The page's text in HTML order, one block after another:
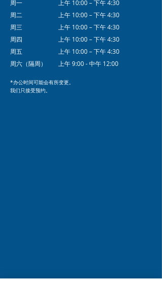
周一
周二
周三
周四
周五
周六（隔周）
上午 10:00 – 下午 4:30
上午 10:00 – 下午 4:30
上午 10:00 – 下午 4:30
上午 10:00 – 下午 4:30
上午 10:00 – 下午 4:30
上午 9:00 - 中午 12:00
*办公时间可能会有所变更。
我们只接受预约。